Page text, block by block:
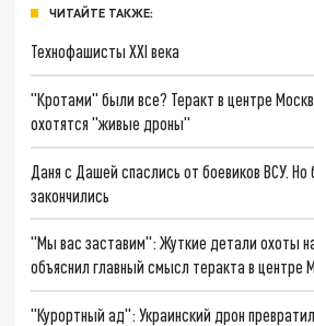
ЧИТАЙТЕ ТАКЖЕ:
Технофашисты XXI века
"Кротами" были все? Теракт в центре
охотятся "живые дроны"
Даня с Дашей спаслись от боевиков ВСУ.
закончились
"Мы вас заставим": Жуткие детали охоты
объяснил главный смысл теракта в центре
"Курортный ад": Украинский дрон